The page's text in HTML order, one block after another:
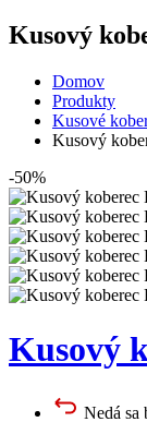
Kusový
Domov
Produkty
Kusové
Kusový
-50%
Kusový
Nedá sa